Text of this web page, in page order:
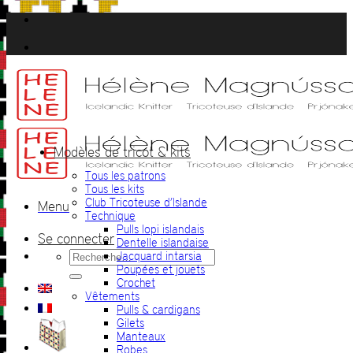
Passer
au
contenu
Menu
Se connecter
Recherche
pour :
Modèles de tricot & kits
Tous les patrons
Tous les kits
Club Tricoteuse d’Islande
Technique
Pulls lopi islandais
Dentelle islandaise
Jacquard intarsia
Poupées et jouets
Crochet
Vêtements
Pulls & cardigans
Gilets
Manteaux
Robes